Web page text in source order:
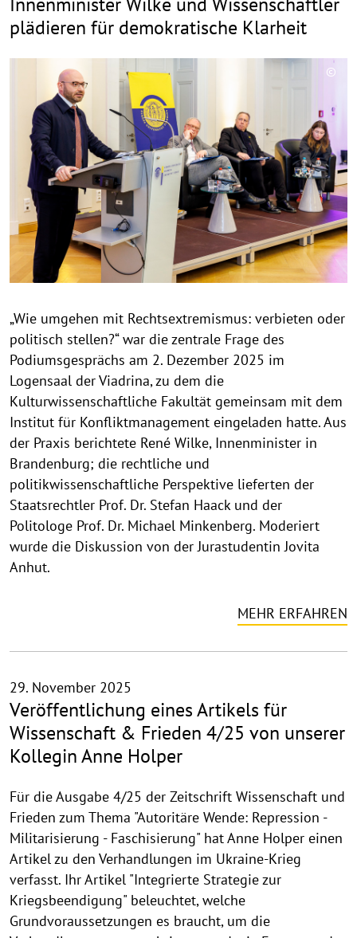
plädieren für demokratische Klarheit
©
o
y
i
g
h
t
h
i
w
a
„Wie umgehen mit Rechtsextremismus: verbieten oder
politisch stellen?“ war die zentrale Frage des
Podiumsgesprächs am 2. Dezember 2025 im
Logensaal der Viadrina, zu dem die
Kulturwissenschaftliche Fakultät gemeinsam mit dem
Institut für Konfliktmanagement eingeladen hatte. Aus
der Praxis berichtete René Wilke, Innenminister in
Brandenburg; die rechtliche und
politikwissenschaftliche Perspektive lieferten der
Staatsrechtler Prof. Dr. Stefan Haack und der
Politologe Prof. Dr. Michael Minkenberg. Moderiert
wurde die Diskussion von der Jurastudentin Jovita
Anhut.
MEHR ERFAHREN
29. November 2025
Veröffentlichung eines Artikels für
Wissenschaft & Frieden 4/25 von unserer
Kollegin Anne Holper
Für die Ausgabe 4/25 der Zeitschrift Wissenschaft und
Frieden zum Thema "Autoritäre Wende: Repression -
Militarisierung - Faschisierung" hat Anne Holper einen
Artikel zu den Verhandlungen im Ukraine-Krieg
verfasst. Ihr Artikel "Integrierte Strategie zur
Kriegsbeendigung" beleuchtet, welche
Grundvoraussetzungen es braucht, um die